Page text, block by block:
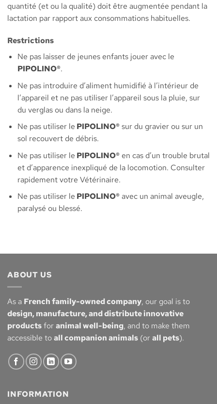
quantité (et ou la qualité) doit être augmentée pendant la
lactation par rapport aux consommations habituelles.
Restrictions
Ne pas laisser de jeunes enfants jouer avec le
PIPOLINO®.
Ne pas introduire d’aliment humidifié à l’intérieur de
l’appareil et ne pas utiliser l’appareil sous la pluie, sur
du verglas ou dans la neige.
Ne pas utiliser le PIPOLINO®sur du gravier ou sur un
sol recouvert de débris.
Ne pas utiliser le PIPOLINO®en cas d’un trouble brutal
et d’apparence inexpliqué de la locomotion. Consulter
rapidement votre Vétérinaire.
Ne pas utiliser le PIPOLINO®avec un animal aveugle,
paralysé ou blessé.
ABOUT US
As a French family-owned company, our goal is to
design, manufacture, and distribute innovative
productsforanimal well-being, and to make them
accessible toall companion animals (orall pets).
INFORMATION